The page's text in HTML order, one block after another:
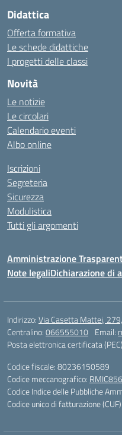
Didattica
Offerta formativa
Le schede didattiche
I progetti delle classi
Novità
Le notizie
Le circolari
Calendario eventi
Albo online
Iscrizioni
Segreteria
Sicurezza
Modulistica
Tutti gli argomenti
Amministrazione
Note legaliDichiarazione di
Indirizzo:Via Casetta Mattei,
Centralino:066555010 Email:
Posta elettronica certificata
Codice fiscale: 80236150589
Codice meccanografico:
Codice Indice delle Pubbliche
Codice unico di fatturazione